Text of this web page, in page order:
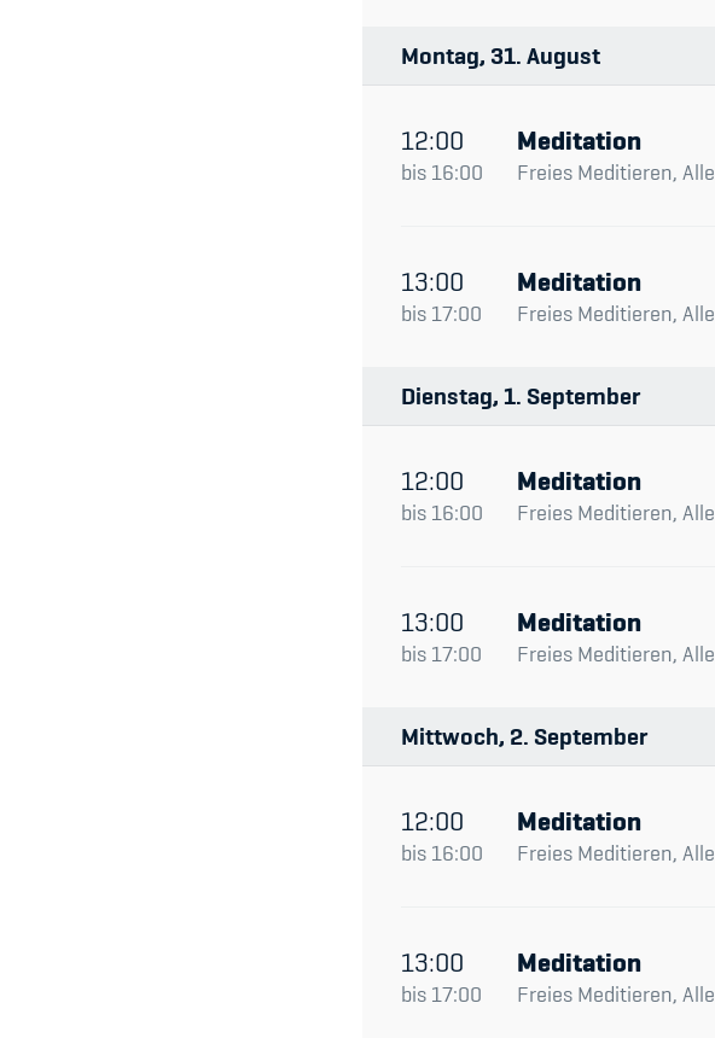
Montag 31 August
12:00
bis 16:00
Meditation
Freies Meditieren, Alle
13:00
bis 17:00
Meditation
Freies Meditieren, Alle
Dienstag 1 September
12:00
bis 16:00
Meditation
Freies Meditieren, Alle
13:00
bis 17:00
Meditation
Freies Meditieren, Alle
Mittwoch 2 September
12:00
bis 16:00
Meditation
Freies Meditieren, Alle
13:00
bis 17:00
Meditation
Freies Meditieren, Alle